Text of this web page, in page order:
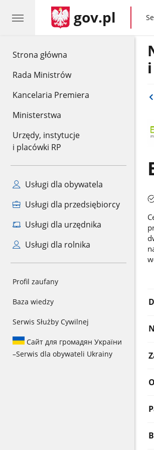
Strona główna
Rada Ministrów
Kancelaria Premiera
Ministerstwa
Urzędy, instytucje
i placówki RP
Usługi dla obywatela
Usługi dla przedsiębiorcy
Usługi dla urzędnika
Usługi dla rolnika
Profil zaufany
Baza wiedzy
Serwis Służby Cywilnej
Сайт для громадян України
–Serwis dla obywateli Ukrainy
gov.pl